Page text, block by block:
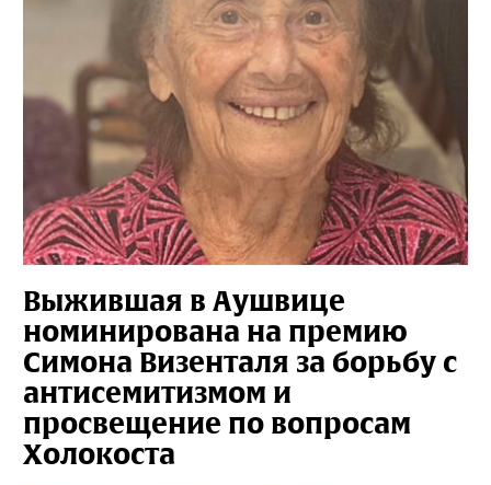
Выжившая в Аушвице
номинирована на премию
Симона Визенталя за борьбу с
антисемитизмом и
просвещение по вопросам
Холокоста